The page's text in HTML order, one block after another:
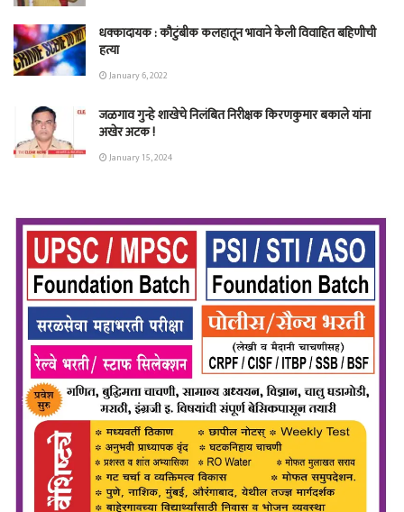
धक्कादायक : कौटुंबीक कलहातून भावाने केली विवाहित बहिणीची
हत्या
January 6, 2022
जळगाव गुन्हे शाखेचे निलंबित निरीक्षक किरणकुमार बकाले यांना
अखेर अटक !
January 15, 2024